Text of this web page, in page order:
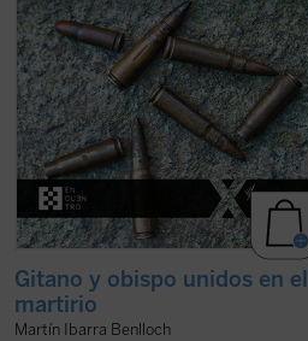
Gitano y obispo unidos en el
martirio
Martín Ibarra Benlloch